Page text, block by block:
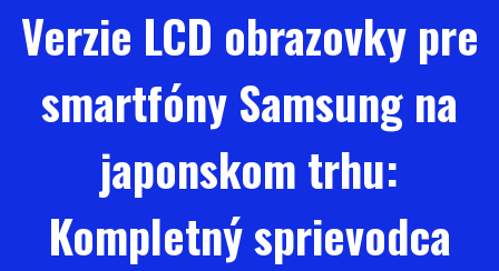
Verzie LCD obrazovky pre
smartfóny Samsung na
japonskom trhu:
Kompletný sprievodca